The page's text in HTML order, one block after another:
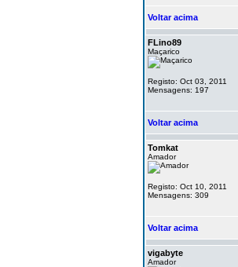
Voltar acima
FLino89
Maçarico
Registo: Oct 03, 2011
Mensagens: 197
Voltar acima
Tomkat
Amador
Registo: Oct 10, 2011
Mensagens: 309
Voltar acima
vigabyte
Amador